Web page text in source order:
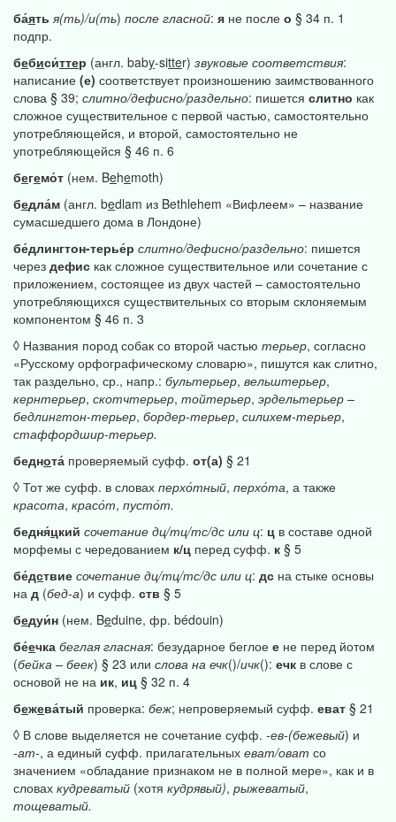
ба́ять я(ть)/и(ть) после гласной: я не после о § 34 п. 1
подпр.
бебиси́ттер (англ. baby-sitter) звуковые соответствия:
написание (е) соответствует произношению заимствованного
слова § 39; слитно/дефисно/раздельно: пишется слитно как
сложное существительное с первой частью, самостоятельно
употребляющейся, и второй, самостоятельно не
употребляющейся § 46 п. 6
бегемо́т (нем. Behemoth)
бедла́м (англ. bedlam из Bethlehem «Вифлеем» – название
сумасшедшего дома в Лондоне)
бе́длингтон-терье́р слитно/дефисно/раздельно: пишется
через дефис как сложное существительное или сочетание с
приложением, состоящее из двух частей – самостоятельно
употребляющихся существительных со вторым склоняемым
компонентом § 46 п. 3
◊ Названия пород собак со второй частью терьер, согласно
«Русскому орфографическому словарю», пишутся как слитно,
так раздельно, ср., напр.: бультерьер, вельштерьер,
кернтерьер, скотчтерьер, тойтерьер, эрдельтерьер –
бедлингтон-терьер, бордер-терьер, силихем-терьер,
стаффордшир-терьер.
беднота́ проверяемый суфф. от(а) § 21
◊ Тот же суфф. в словах перхо́тный, перхо́та, а также
красота, красо́т, пусто́т.
бедня́цкий сочетание дц/тц/тс/дс или ц: ц в составе одной
морфемы с чередованием к/ц перед суфф. к § 5
бе́дствие сочетание дц/тц/тс/дс или ц: дс на стыке основы
на д (бед-а) и суфф. ств § 5
бедуи́н (нем. Beduine, фр. bédouin)
бе́ечка беглая гласная: безударное беглое е не перед йотом
(бейка – беек) § 23 или слова на ечк()/ичк(): ечк в слове с
основой не на ик, иц § 32 п. 4
бежева́тый проверка: беж; непроверяемый суфф. еват § 21
◊ В слове выделяется не сочетание суфф. -ев-(бежевый) и
-ат-, а единый суфф. прилагательных еват/оват со
значением «обладание признаком не в полной мере», как и в
словах кудреватый (хотя кудрявый), рыжеватый,
тощеватый.